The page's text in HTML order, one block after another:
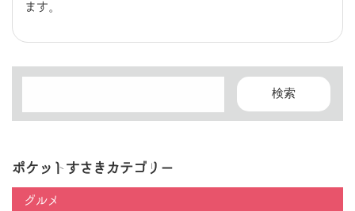
ます。
ポケットすさきカテゴリー
グルメ